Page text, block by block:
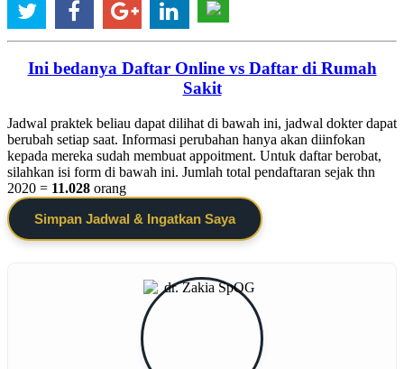
Ini bedanya Daftar Online vs Daftar di Rumah
Sakit
Jadwal praktek beliau dapat dilihat di bawah ini, jadwal dokter dapat
berubah setiap saat. Informasi perubahan hanya akan diinfokan
kepada mereka sudah membuat appoitment. Untuk daftar berobat,
silahkan isi form di bawah ini. Jumlah total pendaftaran sejak thn
2020 = 11.028 orang
Simpan Jadwal & Ingatkan Saya